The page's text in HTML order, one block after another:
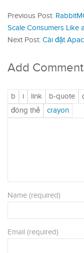
Previous Post:
Scale Consumers Like
Next Post: Cài đặt
Add Comment
Name (required)
Email (required)